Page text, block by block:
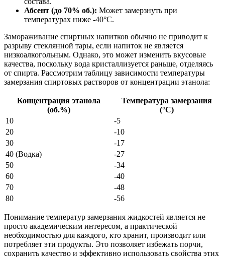
Абсент (до 70% об.): Может замерзнуть при
температурах ниже -40°C.
Замораживание спиртных напитков обычно не приводит к
разрыву стеклянной тары, если напиток не является
низкоалкогольным. Однако, это может изменить вкусовые
качества, поскольку вода кристаллизуется раньше, отделяясь
от спирта. Рассмотрим таблицу зависимости температуры
замерзания спиртовых растворов от концентрации этанола:
Концентрация этанола
(об.%)
Температура замерзания
(°C)
10
-5
20
-10
30
-17
40 (Водка)
-27
50
-34
60
-40
70
-48
80
-56
Понимание температур замерзания жидкостей является не
просто академическим интересом, а практической
необходимостью для каждого, кто хранит, производит или
потребляет эти продукты. Это позволяет избежать порчи,
сохранить качество и эффективно использовать свойства этих